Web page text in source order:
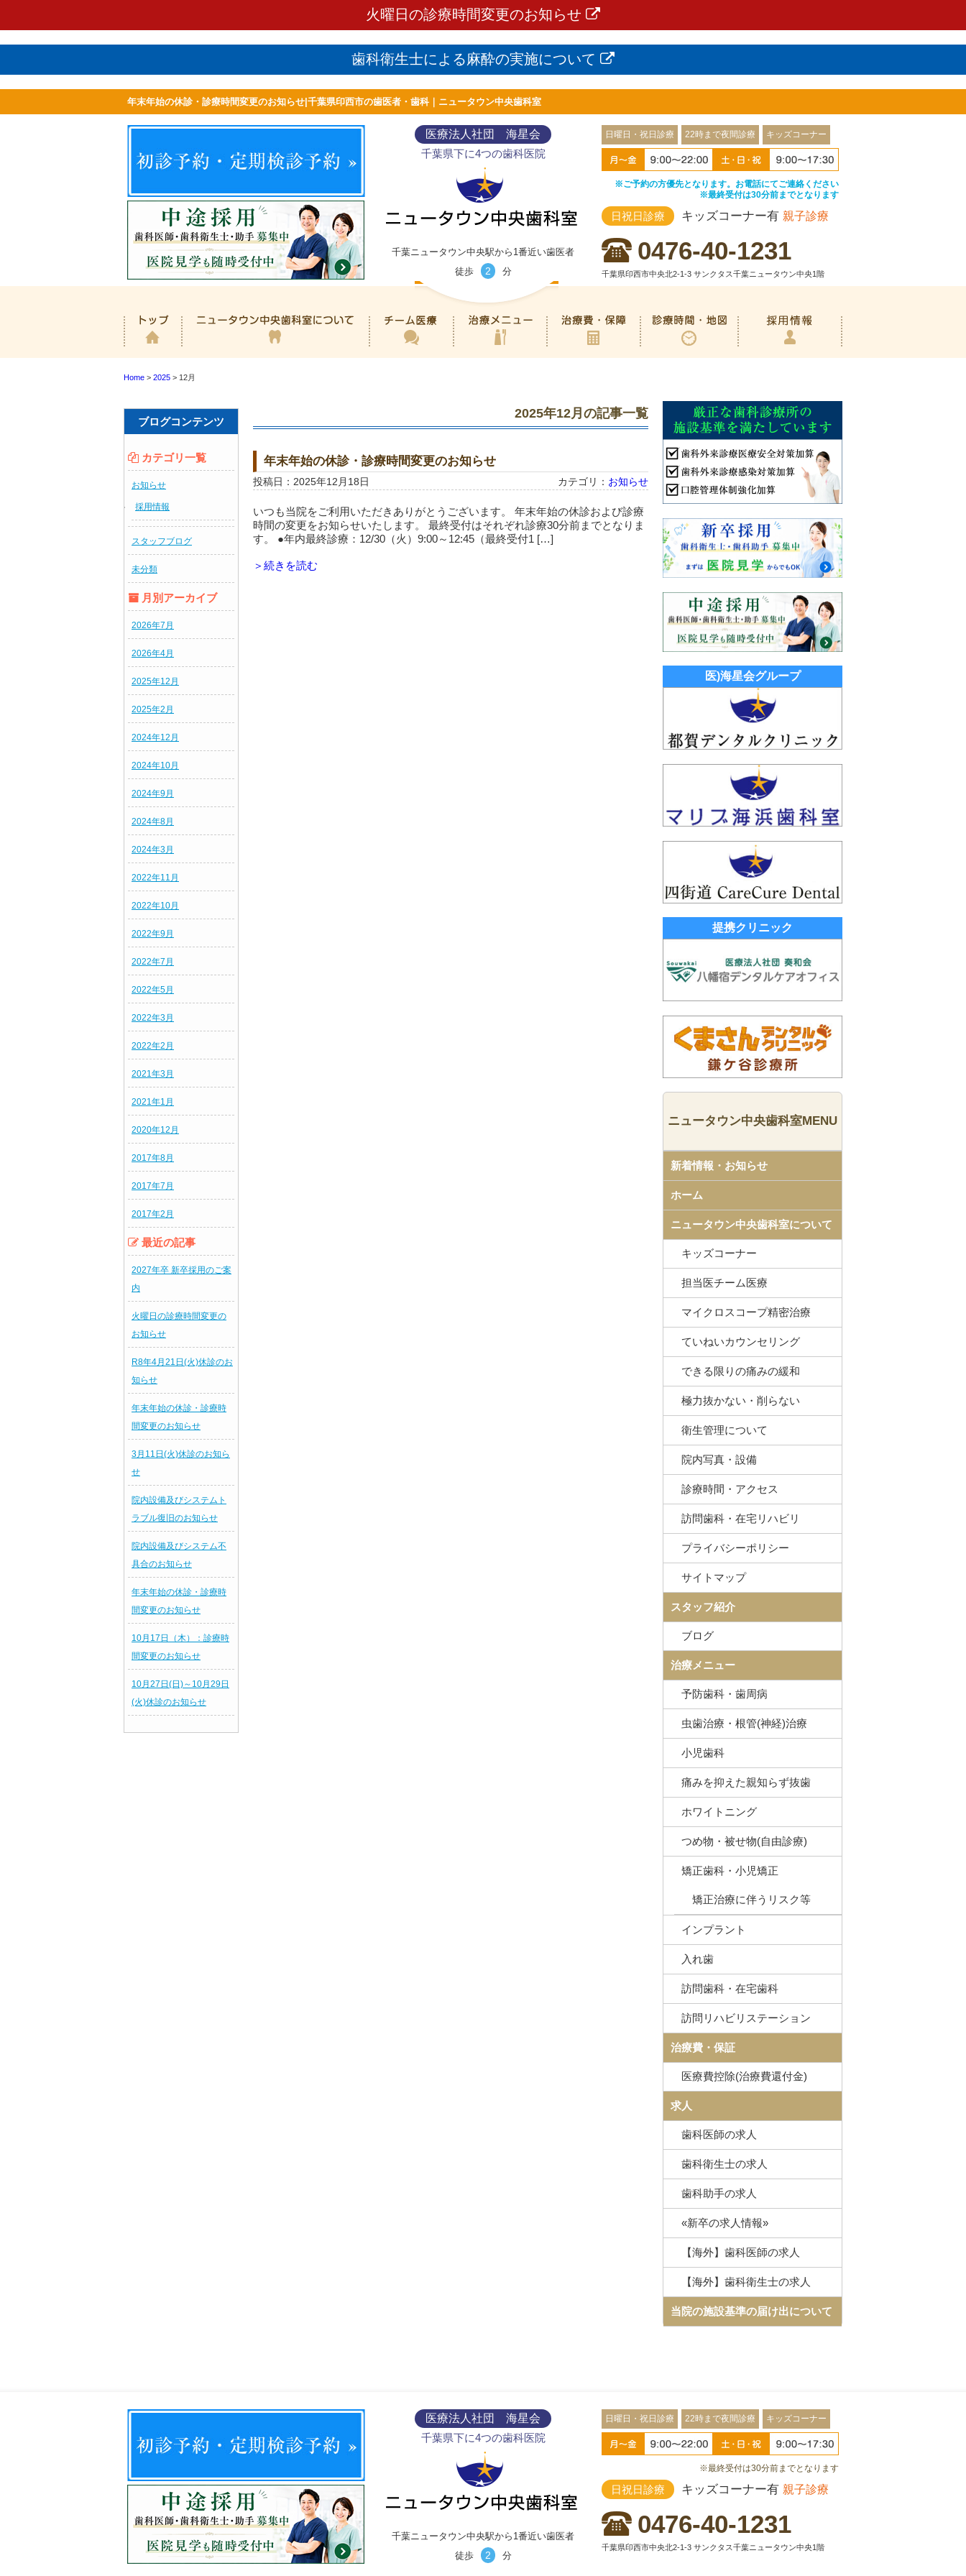
火曜日の診療時間変更のお知らせ
歯科衛生士による麻酔の実施について
年末年始の休診・診療時間変更のお知らせ|千葉県印西市の歯医者・歯科｜ニュータウン中央歯科室
医療法人社団 海星会
千葉県下に4つの歯科医院
千葉ニュータウン中央駅から1番近い歯医者
徒歩
2 分
日曜日・祝日診療 22時まで夜間診療 キッズコーナー
※ご予約の方優先となります。お電話にてご連絡ください
※最終受付は30分前までとなります
日祝日診療 キッズコーナー有 親子診療
0476-40-1231
千葉県印西市中央北2-1-3 サンクタス千葉ニュータウン中央1階
ホーム ニュータウン中央歯科室について
専門医チーム医療 治療メニュー 治療費・保証 診療時間・地図
Home > 2025 > 12月
ブログコンテンツ
カテゴリ一覧
お知らせ
採用情報
スタッフブログ
未分類
月別アーカイブ
2026年7月
2026年4月
2025年12月
2025年2月
2024年12月
2024年10月
2024年9月
2024年8月
2024年3月
2022年11月
2022年10月
2022年9月
2022年7月
2022年5月
2022年3月
2022年2月
2021年3月
2021年1月
2020年12月
2017年8月
2017年7月
2017年2月
最近の記事
2027年卒 新卒採用のご案
内
火曜日の診療時間変更の
お知らせ
R8年4月21日(火)休診のお
知らせ
年末年始の休診・診療時
間変更のお知らせ
3月11日(火)休診のお知ら
せ
院内設備及びシステムト
ラブル復旧のお知らせ
院内設備及びシステム不
具合のお知らせ
年末年始の休診・診療時
間変更のお知らせ
10月17日（木）：診療時
間変更のお知らせ
10月27日(日)～10月29日
(火)休診のお知らせ
2025年12月の記事一覧
年末年始の休診・診療時間変更のお知らせ
投稿日：2025年12月18日 カテゴリ： お知らせ
いつも当院をご利用いただきありがとうございます。 年末年始の休診および診療
時間の変更をお知らせいたします。 最終受付はそれぞれ診療30分前までとなりま
す。 ●年内最終診療：12/30（火）9:00～12:45（最終受付1 […]
＞続きを読む
医)海星会グループ
提携クリニック
ニュータウン中央歯科室MENU
新着情報・お知らせ
ホーム
ニュータウン中央歯科室について
キッズコーナー
担当医チーム医療
マイクロスコープ精密治療
ていねいカウンセリング
できる限りの痛みの緩和
極力抜かない・削らない
衛生管理について
院内写真・設備
診療時間・アクセス
訪問歯科・在宅リハビリ
プライバシーポリシー
サイトマップ
スタッフ紹介
ブログ
治療メニュー
予防歯科・歯周病
虫歯治療・根管(神経)治療
小児歯科
痛みを抑えた親知らず抜歯
ホワイトニング
つめ物・被せ物(自由診療)
矯正歯科・小児矯正
矯正治療に伴うリスク等
インプラント
入れ歯
訪問歯科・在宅歯科
訪問リハビリステーション
治療費・保証
医療費控除(治療費還付金)
求人
歯科医師の求人
歯科衛生士の求人
歯科助手の求人
«新卒の求人情報»
【海外】歯科医師の求人
【海外】歯科衛生士の求人
当院の施設基準の届け出について
医療法人社団 海星会
千葉県下に4つの歯科医院
千葉ニュータウン中央駅から1番近い歯医者
徒歩
2 分
日曜日・祝日診療 22時まで夜間診療 キッズコーナー
※最終受付は30分前までとなります
日祝日診療 キッズコーナー有 親子診療
0476-40-1231
千葉県印西市中央北2-1-3 サンクタス千葉ニュータウン中央1階